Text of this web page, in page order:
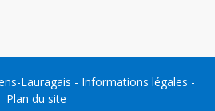
Lauragais - Informations légales -
Plan du site